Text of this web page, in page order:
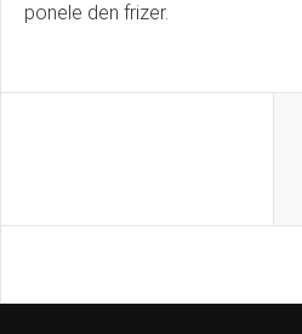
ponele den frizer.